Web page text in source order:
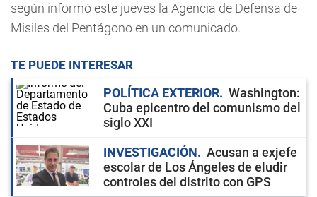
según informó este jueves la Agencia de Defensa de
Misiles del Pentágono en un comunicado.
TE PUEDE INTERESAR
POLÍTICA EXTERIOR
Washington:
Cuba epicentro del comunismo del
siglo XXI
INVESTIGACIÓN
Acusan a exjefe
escolar de Los Ángeles de eludir
controles del distrito con GPS